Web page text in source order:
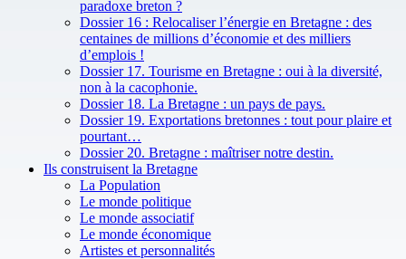
paradoxe breton ?
Dossier 16 : Relocaliser l’énergie en Bretagne : des
centaines de millions d’économie et des milliers
d’emplois !
Dossier 17. Tourisme en Bretagne : oui à la diversité,
non à la cacophonie.
Dossier 18. La Bretagne : un pays de pays.
Dossier 19. Exportations bretonnes : tout pour plaire et
pourtant…
Dossier 20. Bretagne : maîtriser notre destin.
Ils construisent la Bretagne
La Population
Le monde politique
Le monde associatif
Le monde économique
Artistes et personnalités